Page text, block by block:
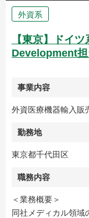
外資系
【東京】ドイ
Development
事業内容
外資医療機器輸入販
勤務地
東京都千代田区
職務内容
＜業務概要＞
同社メディカル領域